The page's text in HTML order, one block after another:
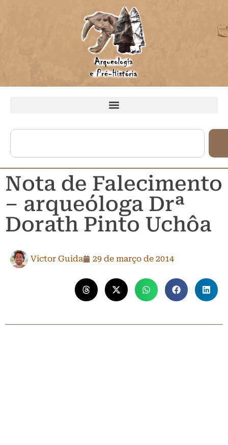
Nota de Falecimento
– arqueóloga Drª
Dorath Pinto Uchôa
Victor Guida 29 de março de 2014